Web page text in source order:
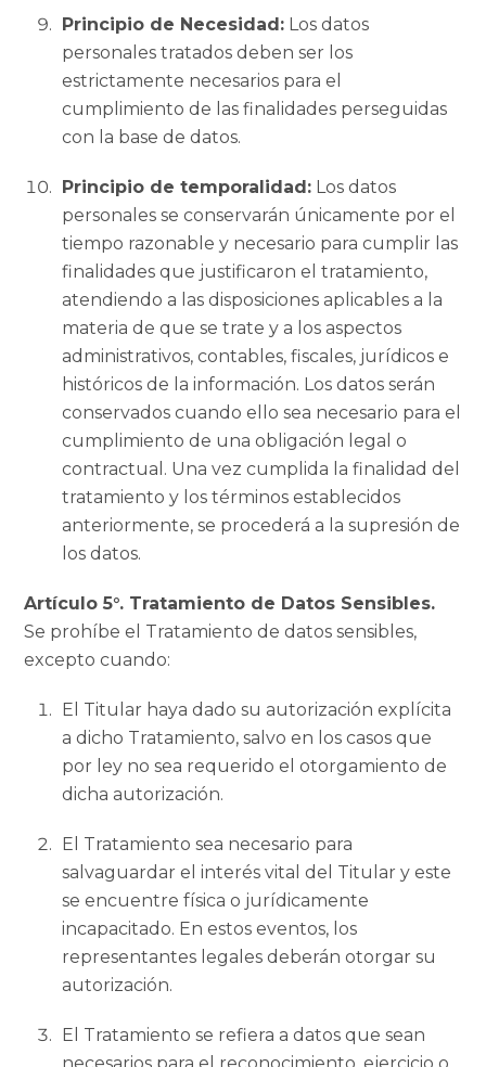
Principio de Necesidad: Los datos
personales tratados deben ser los
estrictamente necesarios para el
cumplimiento de las finalidades perseguidas
con la base de datos.
Principio de temporalidad: Los datos
personales se conservarán únicamente por el
tiempo razonable y necesario para cumplir las
finalidades que justificaron el tratamiento,
atendiendo a las disposiciones aplicables a la
materia de que se trate y a los aspectos
administrativos, contables, fiscales, jurídicos e
históricos de la información. Los datos serán
conservados cuando ello sea necesario para el
cumplimiento de una obligación legal o
contractual. Una vez cumplida la finalidad del
tratamiento y los términos establecidos
anteriormente, se procederá a la supresión de
los datos.
Artículo 5°. Tratamiento de Datos Sensibles.
Se prohíbe el Tratamiento de datos sensibles,
excepto cuando:
El Titular haya dado su autorización explícita
a dicho Tratamiento, salvo en los casos que
por ley no sea requerido el otorgamiento de
dicha autorización.
El Tratamiento sea necesario para
salvaguardar el interés vital del Titular y este
se encuentre física o jurídicamente
incapacitado. En estos eventos, los
representantes legales deberán otorgar su
autorización.
El Tratamiento se refiera a datos que sean